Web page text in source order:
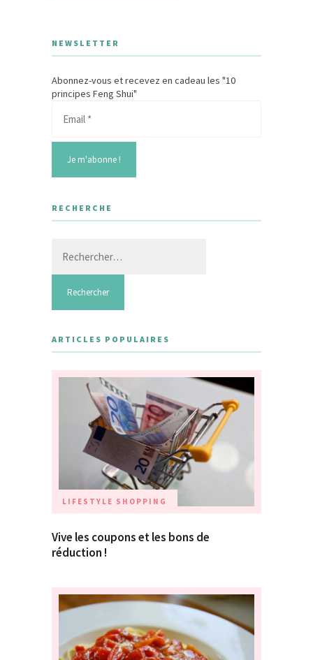
NEWSLETTER
Abonnez-vous et recevez en cadeau les "10
principes Feng Shui"
RECHERCHE
ARTICLES POPULAIRES
LIFESTYLE SHOPPING
Vive les coupons et les bons de
réduction !